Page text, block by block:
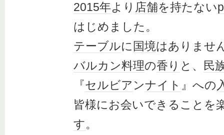
2015年より 店舗を持たない
はじめました。
テーブルに 国境はありませ
バルカン料理の香り と、 民
『セルビア ンナイト 』への
皆様にお会いできることを
す。